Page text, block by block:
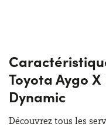
Toyota Aygo X
Dynamic
Découvrez tous les